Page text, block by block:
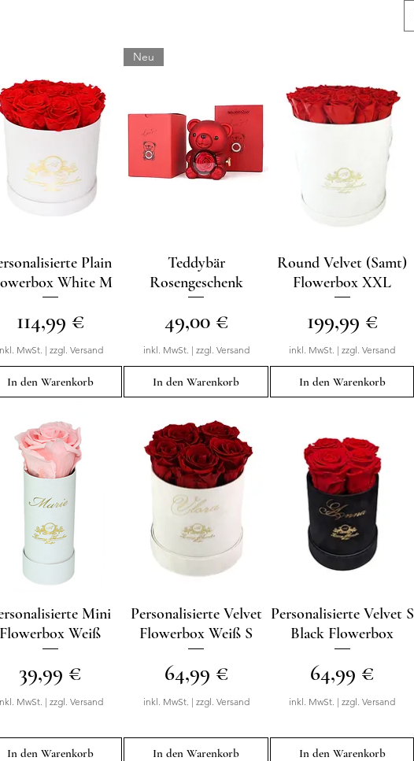
SchnellansichtPlain
White M
Preis
114,99 €
MwSt. |zzgl. Versand
In den Warenkorb
Schnellansicht
Neu
Teddybär
Rosengeschenk
Preis
49,00 €
inkl. MwSt. | zzgl. Versand
In den Warenkorb
Schnellansicht
Round Velvet (Samt)
Flowerbox XXL
Preis
199,99 €
inkl. MwSt. |zzgl. Versand
In den Warenkorb
SchnellansichtMini
Flowerbox Weiß
Preis
39,99 €
MwSt. |zzgl. Versand
In den Warenkorb
Schnellansicht
Personalisierte Velvet
Flowerbox Weiß S
Preis
64,99 €
inkl. MwSt. | zzgl. Versand
In den Warenkorb
Schnellansicht
Personalisierte Velvet S
Black Flowerbox
Preis
64,99 €
inkl. MwSt. |zzgl. Versand
In den Warenkorb